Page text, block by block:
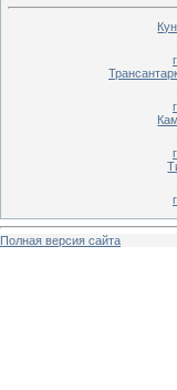
Полная версия сайта